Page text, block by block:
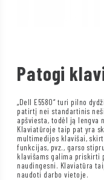
Patogi
„Dell E5580“ turi pilno
patirtį nei standartinis
apšviesta, todėl ją lengva
Klaviatūroje taip pat yra
multimedijos klavišai,
funkcijas, pvz., garso
klavišams galima priskirti
naudingesni. Klaviatūra
naudoti darbo vietoje.